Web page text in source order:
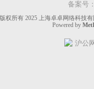
备案号
版权所有 2025 上海卓卓网络科技
Powered by
沪公